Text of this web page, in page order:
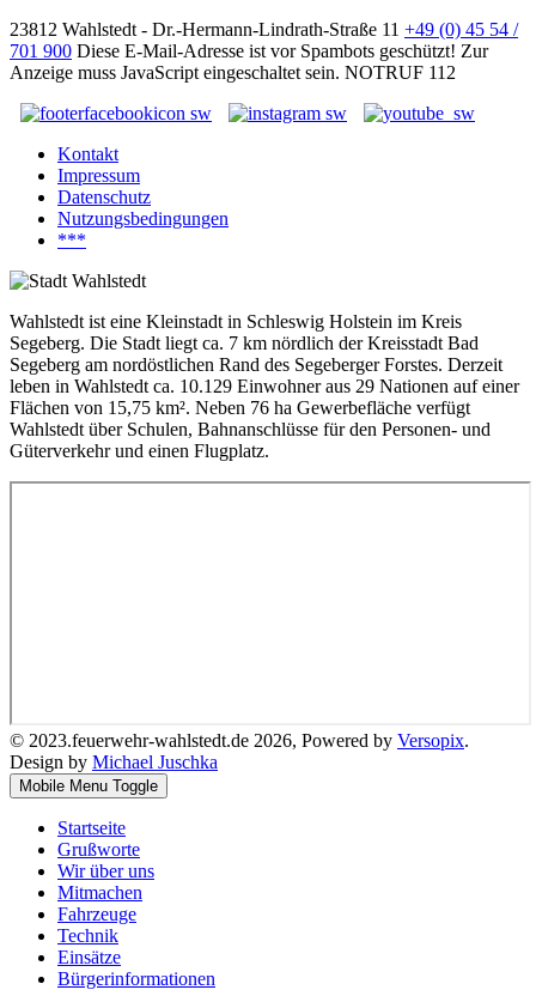
23812 Wahlstedt - Dr.-Hermann-Lindrath-Straße 11 +49 (0) 45 54 /
701 900 Diese E-Mail-Adresse ist vor Spambots geschützt! Zur
Anzeige muss JavaScript eingeschaltet sein. NOTRUF 112
Kontakt
Impressum
Datenschutz
Nutzungsbedingungen
***
Wahlstedt ist eine Kleinstadt in Schleswig Holstein im Kreis
Segeberg. Die Stadt liegt ca. 7 km nördlich der Kreisstadt Bad
Segeberg am nordöstlichen Rand des Segeberger Forstes. Derzeit
leben in Wahlstedt ca. 10.129 Einwohner aus 29 Nationen auf einer
Flächen von 15,75 km². Neben 76 ha Gewerbefläche verfügt
Wahlstedt über Schulen, Bahnanschlüsse für den Personen- und
Güterverkehr und einen Flugplatz.
© 2023.feuerwehr-wahlstedt.de 2026, Powered by Versopix.
Design by Michael Juschka
Mobile Menu Toggle
Startseite
Grußworte
Wir über uns
Mitmachen
Fahrzeuge
Technik
Einsätze
Bürgerinformationen